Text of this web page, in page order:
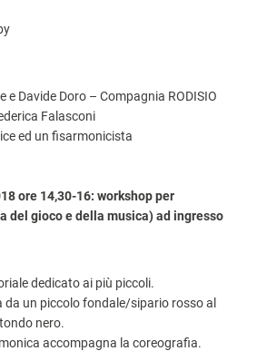
e Davide Doro – Compagnia RODISIO
Falasconi
ed un fisarmonicista
ore 14,30-16: workshop per
del gioco e della musica) ad ingresso
dedicato ai più piccoli.
da un piccolo fondale/sipario rosso al
nero.
accompagna la coreografia.